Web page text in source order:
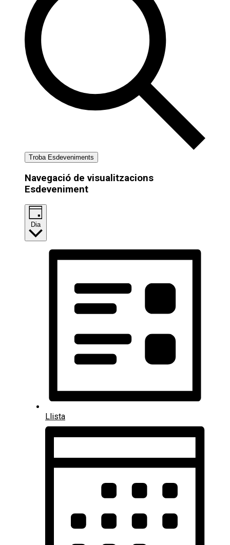
Troba Esdeveniments
Navegació de visualitzacions
Esdeveniment
Dia
Llista